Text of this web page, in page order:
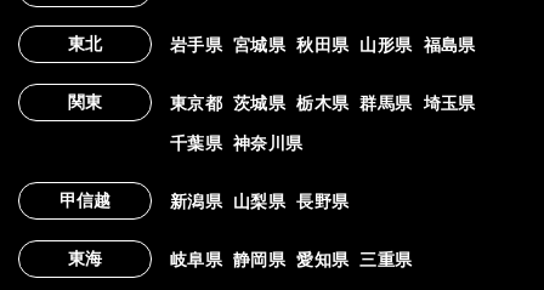
東北 岩手県 宮城県 秋田県 山形県 福島県
関東 東京都 茨城県 栃木県 群馬県 埼玉県
千葉県 神奈川県
甲信越 新潟県 山梨県 長野県
東海 岐阜県 静岡県 愛知県 三重県